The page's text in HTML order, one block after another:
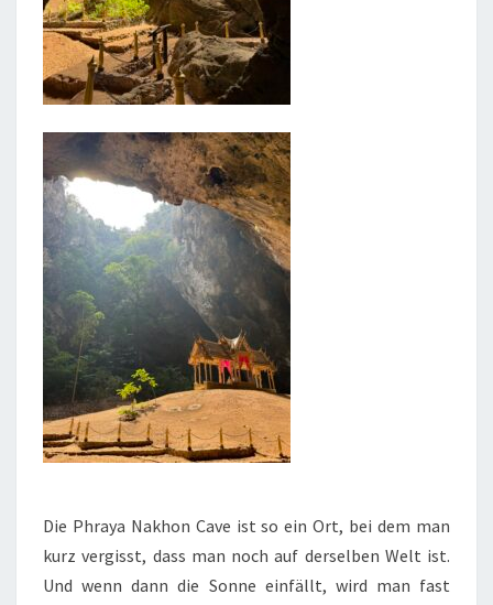
Die Phraya Nakhon Cave ist so ein Ort, bei dem man
kurz vergisst, dass man noch auf derselben Welt ist.
Und wenn dann die Sonne einfällt, wird man fast